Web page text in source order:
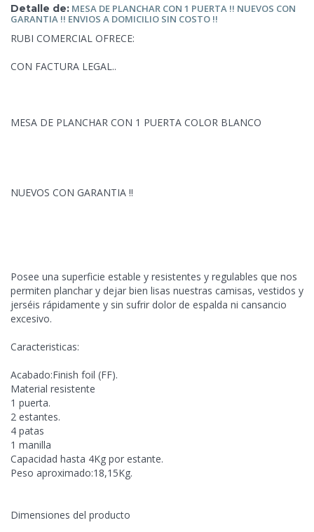
Detalle de: MESA DE PLANCHAR CON 1 PUERTA !! NUEVOS CON
GARANTIA !! ENVIOS A DOMICILIO SIN COSTO !!
RUBI COMERCIAL OFRECE:
CON FACTURA LEGAL..
MESA DE PLANCHAR CON 1 PUERTA COLOR BLANCO
NUEVOS CON GARANTIA !!
Posee una superficie estable y resistentes y regulables que nos
permiten planchar y dejar bien lisas nuestras camisas, vestidos y
jerséis rápidamente y sin sufrir dolor de espalda ni cansancio
excesivo.
Caracteristicas:
Acabado:Finish foil (FF).
Material resistente
1 puerta.
2 estantes.
4 patas
1 manilla
Capacidad hasta 4Kg por estante.
Peso aproximado:18,15Kg.
​Dimensiones del producto